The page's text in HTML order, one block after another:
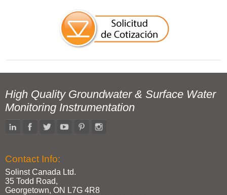
High Quality Groundwater & Surface Water
Monitoring Instrumentation
Contact Info:
Solinst Canada Ltd.
35 Todd Road,
Georgetown, ON L7G 4R8